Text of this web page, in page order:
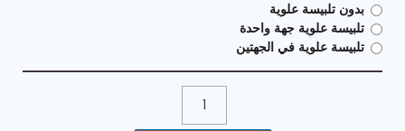
بدون تلبيسة علوية
تلبيسة علوية جهة واحدة
تلبيسة علوية في الجهتين